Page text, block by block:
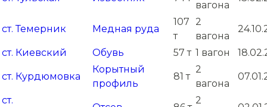
вагона
ст. Темерник Медная руда
107
т
2
вагона
ст. Киевский Обувь 57 т 1 вагон
ст. Курдюмовка
Корытный
профиль
81 т
2
вагона
ст.
2